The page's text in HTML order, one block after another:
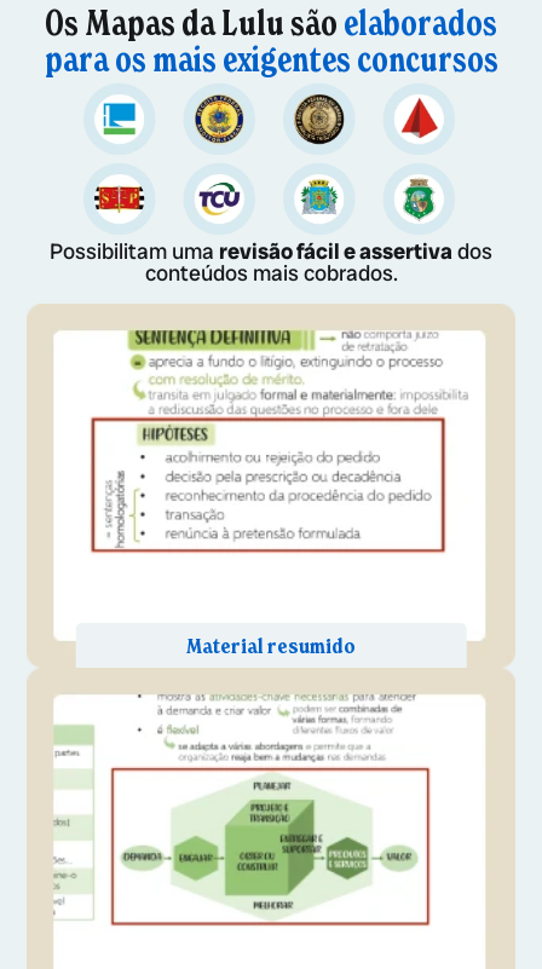
Os Mapas da Lulu são elaborados
para os mais exigentes concursos
Possibilitam uma revisão fácil e assertivados
conteúdos mais cobrados.